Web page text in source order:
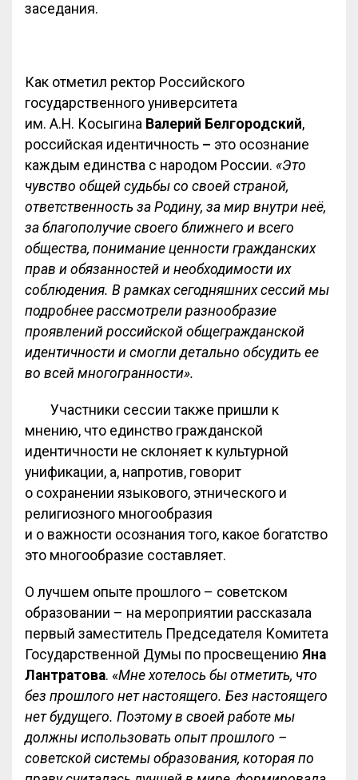
заседания.
Как отметил ректор Российского
государственного университета
им. А.Н. Косыгина Валерий Белгородский,
российская идентичность – это осознание
каждым единства с народом России. «Это
чувство общей судьбы со своей страной,
ответственность за Родину, за мир внутри неё,
за благополучие своего ближнего и всего
общества, понимание ценности гражданских
прав и обязанностей и необходимости их
соблюдения. В рамках сегодняшних сессий мы
подробнее рассмотрели разнообразие
проявлений российской общегражданской
идентичности и смогли детально обсудить ее
во всей многогранности».
Участники сессии также пришли к
мнению, что единство гражданской
идентичности не склоняет к культурной
унификации, а, напротив, говорит
о сохранении языкового, этнического и
религиозного многообразия
и о важности осознания того, какое богатство
это многообразие составляет.
О лучшем опыте прошлого – советском
образовании – на мероприятии рассказала
первый заместитель Председателя Комитета
Государственной Думы по просвещению Яна
Лантратова. «Мне хотелось бы отметить, что
без прошлого нет настоящего. Без настоящего
нет будущего. Поэтому в своей работе мы
должны использовать опыт прошлого –
советской системы образования, которая по